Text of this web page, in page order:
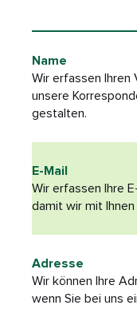
Name
Wir erfassen Ihren
unsere
gestalten.
E-Mail
Wir erfassen Ihre
damit wir mit
Adresse
Wir können Ihre
wenn Sie bei uns